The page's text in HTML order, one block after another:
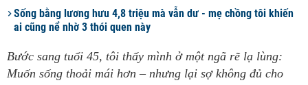
Sống bằng lương hưu 4,8 triệu mà vẫn dư - mẹ chồng tôi khiến
ai cũng nể nhờ 3 thói quen này
Bước sang tuổi 45, tôi thấy mình ở một ngã rẽ lạ lùng:
Muốn sống thoải mái hơn – nhưng lại sợ không đủ cho